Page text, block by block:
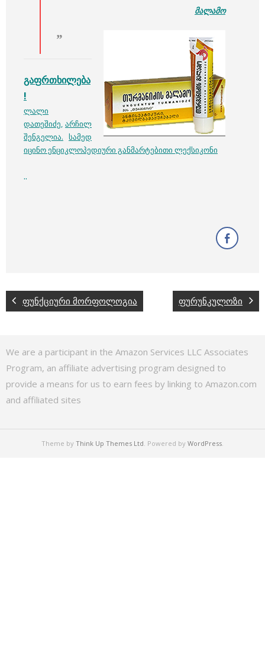
მალამო
გაფრთხილება
!
ლალი
დათეშიძე, არჩილ
შენგელია. სამედ
იცინო ენციკლოპედიური განმარტებითი ლექსიკონი
..
ფუნქციური მორფოლოგია ფურუნკულოზი
We are a participant in the Amazon Services LLC Associates
Program, an affiliate advertising program designed to
provide a means for us to earn fees by linking to Amazon.com
and affiliated sites
Theme by Think Up Themes Ltd. Powered by WordPress.